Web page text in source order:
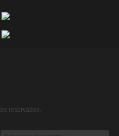
reservados.